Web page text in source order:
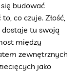
budować
co czuje. Złość,
dostaje tu swoją
między
zewnętrznych
jako